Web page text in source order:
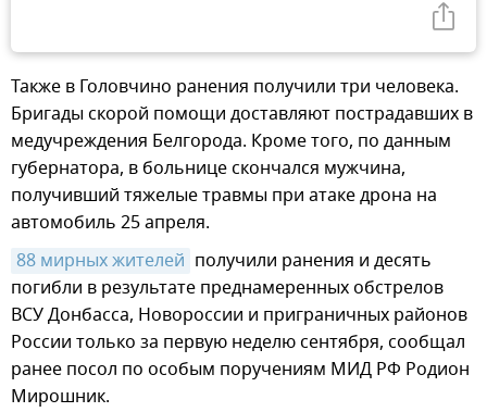
Также в Головчино ранения получили три человека.
Бригады скорой помощи доставляют пострадавших в
медучреждения Белгорода. Кроме того, по данным
губернатора, в больнице скончался мужчина,
получивший тяжелые травмы при атаке дрона на
автомобиль 25 апреля.
88 мирных жителей получили ранения и десять
погибли в результате преднамеренных обстрелов
ВСУ Донбасса, Новороссии и приграничных районов
России только за первую неделю сентября, сообщал
ранее посол по особым поручениям МИД РФ Родион
Мирошник.